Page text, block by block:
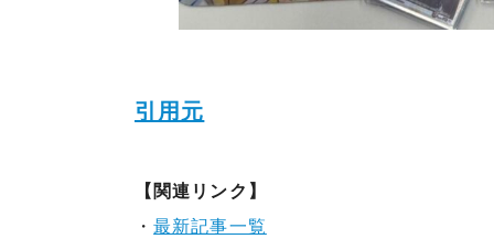
引用元
【関連リンク】
・最新記事一覧